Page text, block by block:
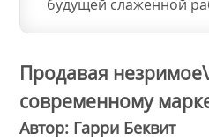
будущей слаженной
Продавая
современному
Автор: Гарри Беквит